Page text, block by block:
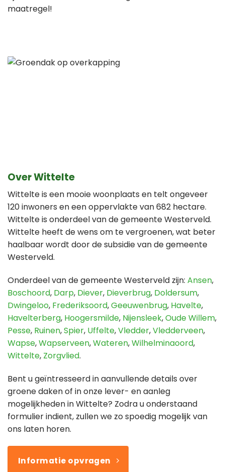
maatregel!
Over Wittelte
Wittelte is een mooie woonplaats en telt ongeveer
120 inwoners en een oppervlakte van 682 hectare.
Wittelte is onderdeel van de gemeente Westerveld.
Wittelte heeft de wens om te vergroenen, wat beter
haalbaar wordt door de subsidie van de gemeente
Westerveld.
Onderdeel van de gemeente Westerveld zijn: Ansen,
Boschoord, Darp, Diever, Dieverbrug, Doldersum,
Dwingeloo, Frederiksoord,Geeuwenbrug, Havelte,
Havelterberg, Hoogersmilde, Nijensleek,Oude Willem,
Pesse, Ruinen,Spier, Uffelte,Vledder,Vledderveen,
Wapse,Wapserveen,Wateren,Wilhelminaoord,
Wittelte, Zorgvlied.
Bent u geïntresseerd in aanvullende details over
groene daken of in onze lever- en aanleg
mogelijkheden in Wittelte? Zodra u onderstaand
formulier indient, zullen we zo spoedig mogelijk van
ons laten horen.
Informatie opvragen